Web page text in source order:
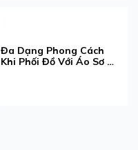
Đa Dạng Phong Cách
Khi Phối Đồ Với Áo Sơ Mi